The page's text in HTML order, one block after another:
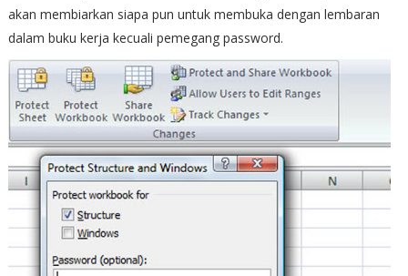
akan membiarkan siapa pun untuk membuka dengan lembaran
dalam buku kerja kecuali pemegang password.